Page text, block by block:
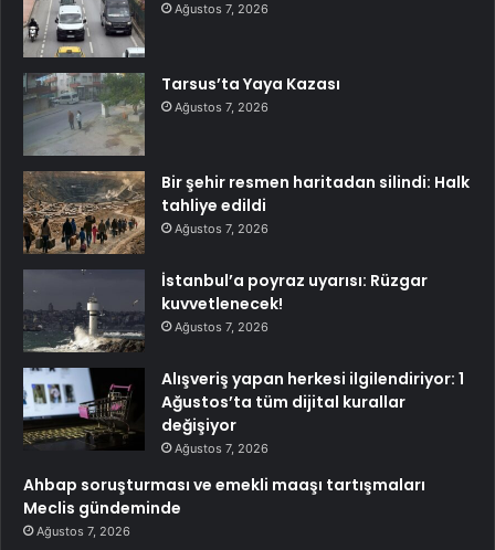
Ağustos 7, 2026
Tarsus’ta Yaya Kazası
Ağustos 7, 2026
Bir şehir resmen haritadan silindi: Halk
tahliye edildi
Ağustos 7, 2026
İstanbul’a poyraz uyarısı: Rüzgar
kuvvetlenecek!
Ağustos 7, 2026
Alışveriş yapan herkesi ilgilendiriyor: 1
Ağustos’ta tüm dijital kurallar
değişiyor
Ağustos 7, 2026
Ahbap soruşturması ve emekli maaşı tartışmaları
Meclis gündeminde
Ağustos 7, 2026